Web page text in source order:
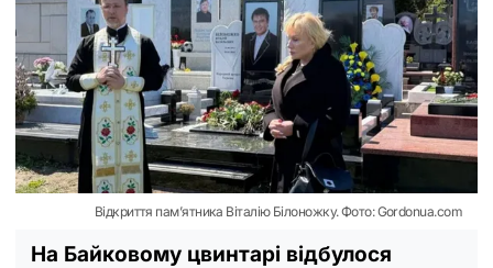
Відкриття пам’ятника Віталію Білоножку. Фото: Gordonua.com
На Байковому цвинтарі відбулося